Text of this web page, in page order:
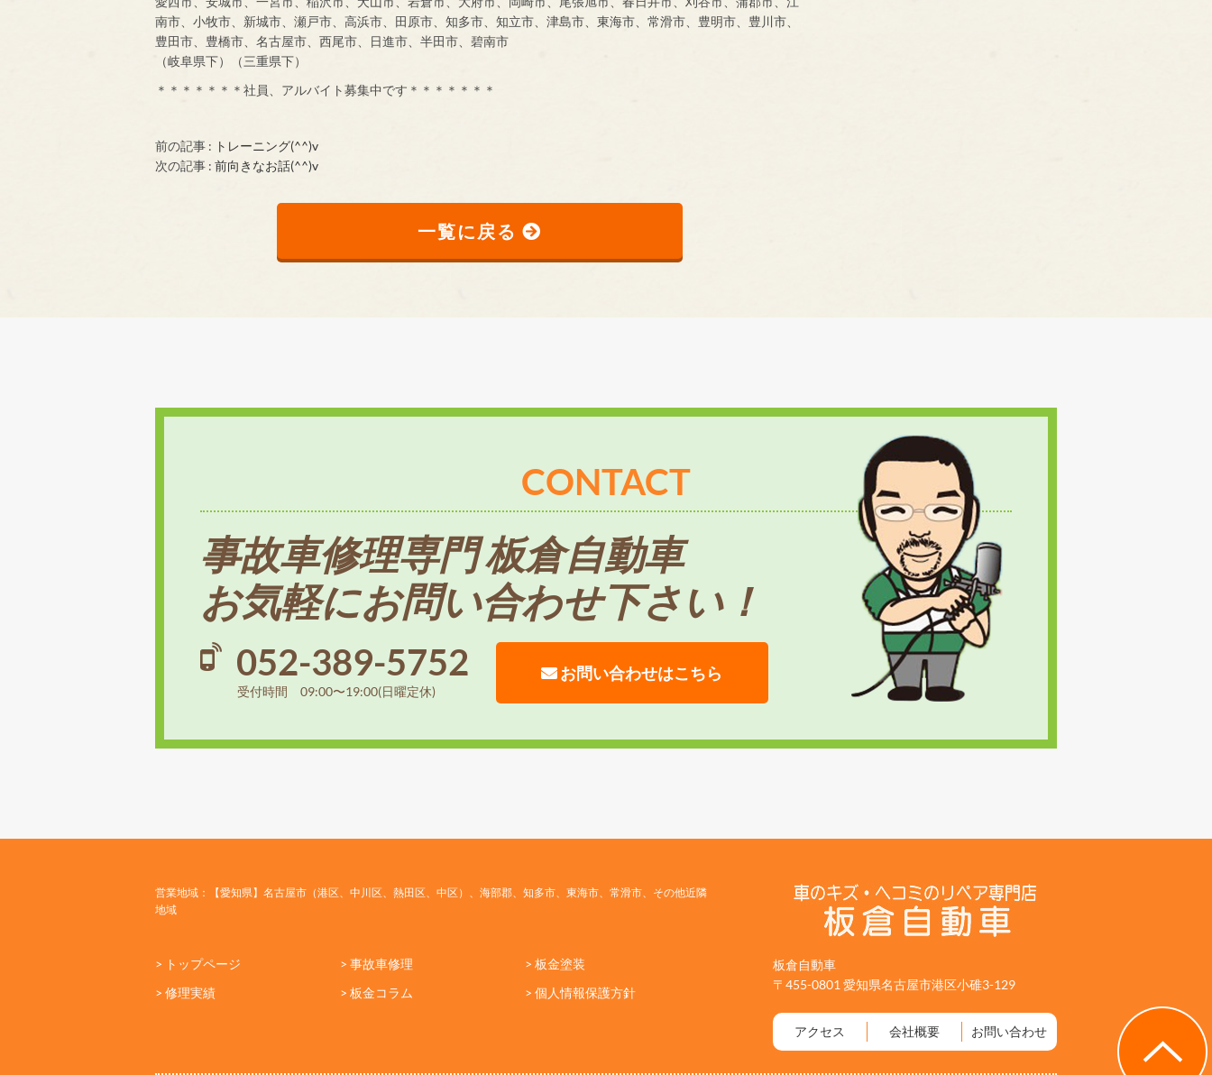
南市、小牧市、新城市、瀬戸市、高浜市、田原市、知多市、知立市、津島市、東海市、常滑市、豊明市、豊川市、
豊田市、豊橋市、名古屋市、西尾市、日進市、半田市、碧南市
（岐阜県下）（三重県下）
＊＊＊＊＊＊＊社員、アルバイト募集中です＊＊＊＊＊＊＊
前の記事 : トレーニング(^^)v
次の記事 : 前向きなお話(^^)v
一覧に戻る
CONTACT
事故車修理専門 板倉自動車
お気軽にお問い合わせ下さい！
052-389-5752
受付時間 09:00〜19:00(日曜定休)
お問い合わせはこちら
営業地域：【愛知県】名古屋市（港区、中川区、熱田区、中区）、海部郡、知多市、東海市、常滑市、その他近隣
地域
> トップページ > 事故車修理
> 板金塗装
> 修理実績
> 板金コラム > 個人情報保護方針
板倉自動車
〒455-0801 愛知県名古屋市港区小碓3-129
アクセス 会社概要 お問い合わせ